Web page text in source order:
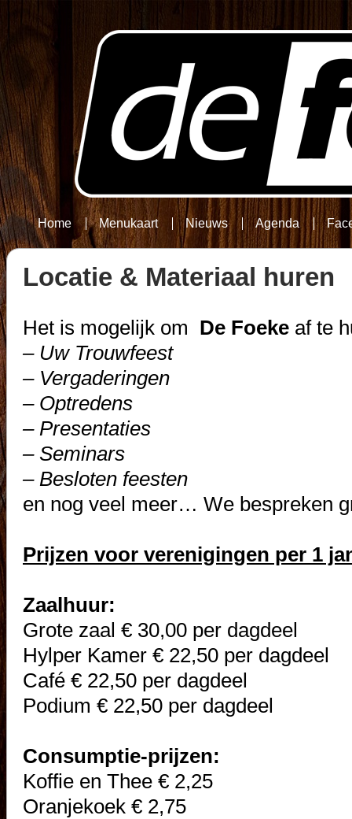
Home Menukaart Nieuws Agenda
Locatie & Materiaal huren
Het is mogelijk om De Foeke af te
– Uw Trouwfeest
– Vergaderingen
– Optredens
– Presentaties
– Seminars
– Besloten feesten
en nog veel meer… We bespreken
Prijzen voor verenigingen per 1
Zaalhuur:
Grote zaal € 30,00 per dagdeel
Hylper Kamer € 22,50 per dagdeel
Café € 22,50 per dagdeel
Podium € 22,50 per dagdeel
Consumptie-prijzen:
Koffie en Thee € 2,25
Oranjekoek € 2,75